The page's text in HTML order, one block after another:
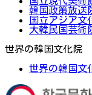
韓国政策放送
国立アジア文
大韓民国芸術
世界の韓国文化院
世界の韓国文